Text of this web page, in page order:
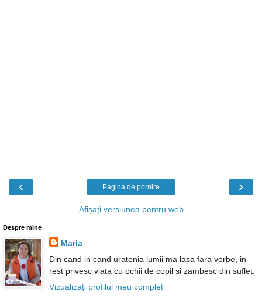
‹ ›
Pagina de pornire
Afișați versiunea pentru web
Despre mine
Maria
Din cand in cand uratenia lumii ma lasa fara vorbe, in
rest privesc viata cu ochii de copil si zambesc din suflet.
Vizualizați profilul meu complet